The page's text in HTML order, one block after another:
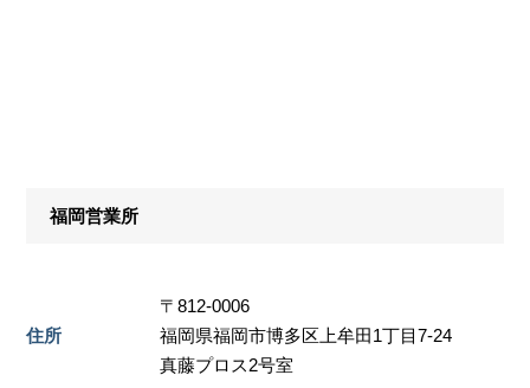
福岡営業所
住所
〒812-0006
福岡県福岡市博多区上牟田1丁目7-24
真藤プロス2号室